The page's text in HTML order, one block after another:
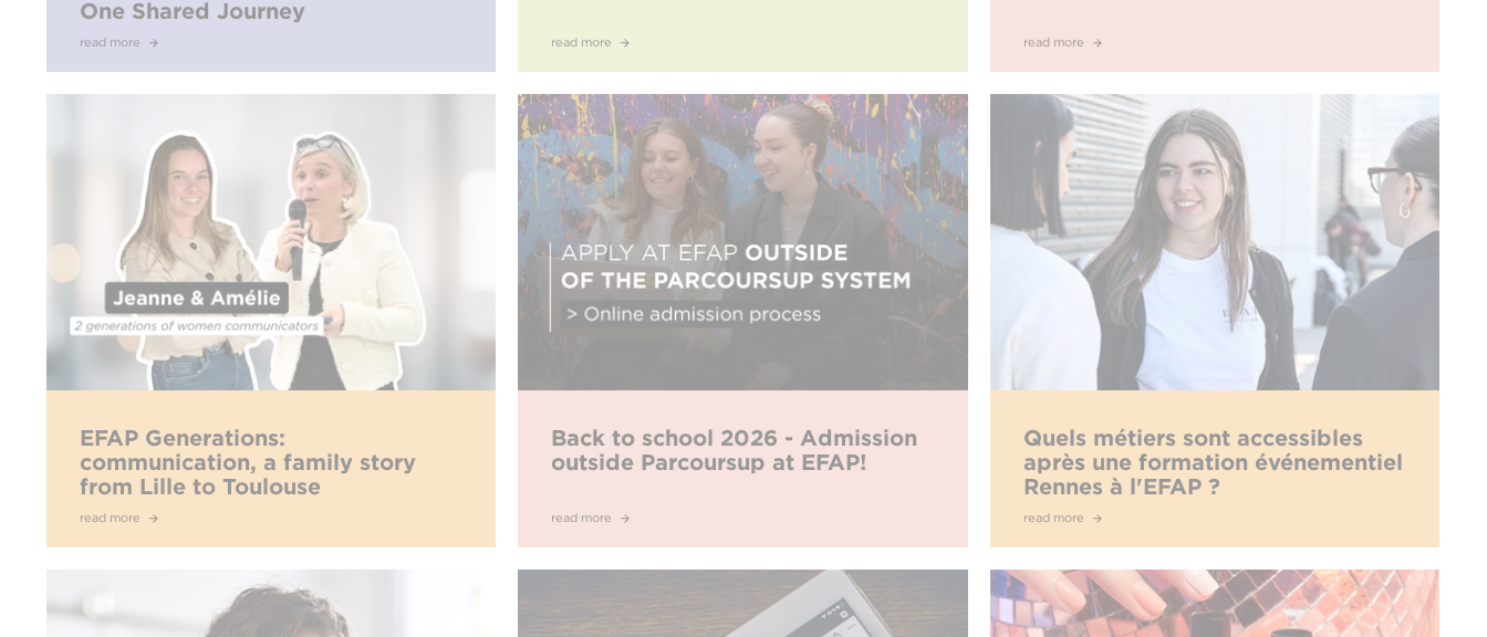
One Shared Journey
read more read more read more
EFAP Generations:
communication, a family story
from Lille to Toulouse
read more
Back to school 2026 - Admission
outside Parcoursup at EFAP!
read more
Quels métiers sont accessibles
après une formation événementiel
Rennes à l'EFAP ?
read more